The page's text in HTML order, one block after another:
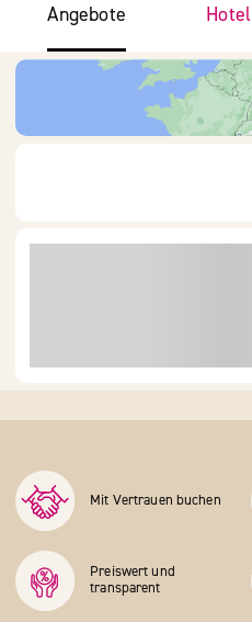
Angebote Hotel
Mit Vertrauen buchen
Preiswert und
transparent